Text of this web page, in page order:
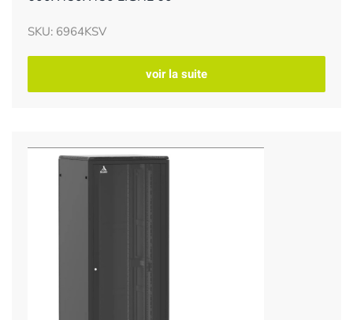
SKU: 6964KSV
voir la suite